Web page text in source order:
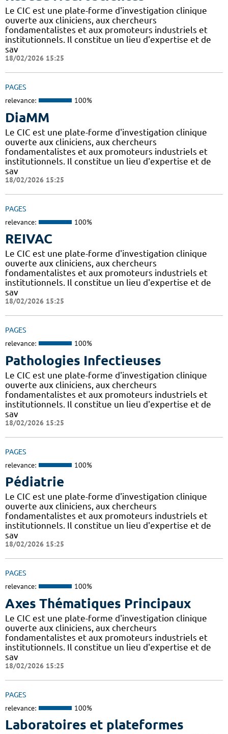
Le CIC est une plate-forme d'investigation clinique
ouverte aux cliniciens, aux chercheurs
fondamentalistes et aux promoteurs industriels et
institutionnels. Il constitue un lieu d'expertise et de
sav
18/02/2026 15:25
PAGES
relevance: 100%
DiaMM
Le CIC est une plate-forme d'investigation clinique
ouverte aux cliniciens, aux chercheurs
fondamentalistes et aux promoteurs industriels et
institutionnels. Il constitue un lieu d'expertise et de
sav
18/02/2026 15:25
PAGES
relevance: 100%
REIVAC
Le CIC est une plate-forme d'investigation clinique
ouverte aux cliniciens, aux chercheurs
fondamentalistes et aux promoteurs industriels et
institutionnels. Il constitue un lieu d'expertise et de
sav
18/02/2026 15:25
PAGES
relevance: 100%
Pathologies Infectieuses
Le CIC est une plate-forme d'investigation clinique
ouverte aux cliniciens, aux chercheurs
fondamentalistes et aux promoteurs industriels et
institutionnels. Il constitue un lieu d'expertise et de
sav
18/02/2026 15:25
PAGES
relevance: 100%
Pédiatrie
Le CIC est une plate-forme d'investigation clinique
ouverte aux cliniciens, aux chercheurs
fondamentalistes et aux promoteurs industriels et
institutionnels. Il constitue un lieu d'expertise et de
sav
18/02/2026 15:25
PAGES
relevance: 100%
Axes Thématiques Principaux
Le CIC est une plate-forme d'investigation clinique
ouverte aux cliniciens, aux chercheurs
fondamentalistes et aux promoteurs industriels et
institutionnels. Il constitue un lieu d'expertise et de
sav
18/02/2026 15:25
PAGES
relevance: 100%
Laboratoires et plateformes